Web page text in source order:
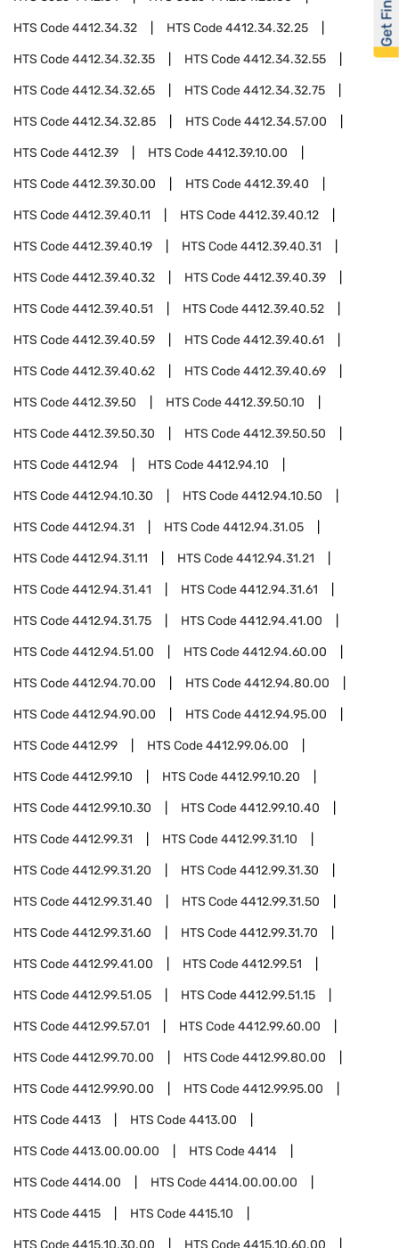
HTS Code4412.34.32 HTS Code4412.34.32.25
HTS Code4412.34.32.35 HTS Code4412.34.32.55
HTS Code4412.34.32.65 HTS Code4412.34.32.75
HTS Code4412.34.32.85 HTS Code4412.34.57.00
HTS Code4412.39 HTS Code4412.39.10.00
HTS Code4412.39.30.00 HTS Code4412.39.40
HTS Code4412.39.40.11 HTS Code4412.39.40.12
HTS Code4412.39.40.19 HTS Code4412.39.40.31
HTS Code4412.39.40.32 HTS Code4412.39.40.39
HTS Code4412.39.40.51 HTS Code4412.39.40.52
HTS Code4412.39.40.59 HTS Code4412.39.40.61
HTS Code4412.39.40.62 HTS Code4412.39.40.69
HTS Code4412.39.50 HTS Code4412.39.50.10
HTS Code4412.39.50.30 HTS Code4412.39.50.50
HTS Code4412.94 HTS Code4412.94.10
HTS Code4412.94.10.30 HTS Code4412.94.10.50
HTS Code4412.94.31 HTS Code4412.94.31.05
HTS Code4412.94.31.11 HTS Code4412.94.31.21
HTS Code4412.94.31.41 HTS Code4412.94.31.61
HTS Code4412.94.31.75 HTS Code4412.94.41.00
HTS Code4412.94.51.00 HTS Code4412.94.60.00
HTS Code4412.94.70.00 HTS Code4412.94.80.00
HTS Code4412.94.90.00 HTS Code4412.94.95.00
HTS Code4412.99 HTS Code4412.99.06.00
HTS Code4412.99.10 HTS Code4412.99.10.20
HTS Code4412.99.10.30 HTS Code4412.99.10.40
HTS Code4412.99.31 HTS Code4412.99.31.10
HTS Code4412.99.31.20 HTS Code4412.99.31.30
HTS Code4412.99.31.40 HTS Code4412.99.31.50
HTS Code4412.99.31.60 HTS Code4412.99.31.70
HTS Code4412.99.41.00 HTS Code4412.99.51
HTS Code4412.99.51.05 HTS Code4412.99.51.15
HTS Code4412.99.57.01 HTS Code4412.99.60.00
HTS Code4412.99.70.00 HTS Code4412.99.80.00
HTS Code4412.99.90.00 HTS Code4412.99.95.00
HTS Code4413 HTS Code4413.00
HTS Code4413.00.00.00 HTS Code4414
HTS Code4414.00 HTS Code4414.00.00.00
HTS Code4415 HTS Code4415.10
HTS Code4415.10.30.00 HTS Code4415.10.60.00